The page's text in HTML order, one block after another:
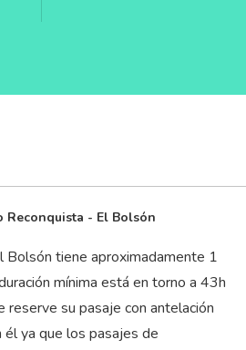
- El Bolsón
Bolsón tiene aproximadamente 1
mínima está en torno a 43h
reserve su pasaje con antelación
ya que los pasajes de